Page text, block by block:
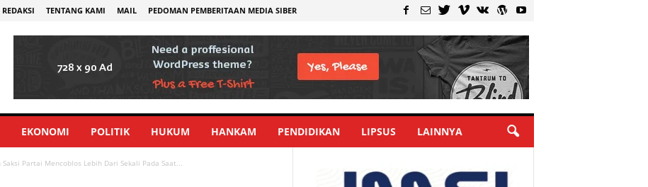
REDAKSI TENTANG KAMI MAIL PEDOMAN PEMBERITAAN MEDIA SIBER
EKONOMI POLITIK HUKUM HANKAM PENDIDIKAN LIPSUS LAINNYA
Partai Mencoblos Lebih Dari Sekali Pada Saat...